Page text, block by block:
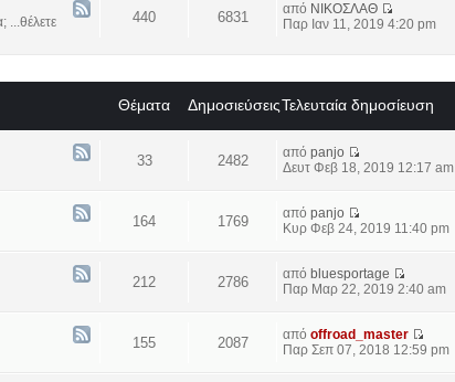
...θέλετε
440 6831 από ΝΙΚΟΣΛΑΘ
Παρ Ιαν 11, 2019 4:20 pm
Θέματα ΔημοσιεύσειςΤελευταία δημοσίευση
33 2482 απόpanjo
Δευτ Φεβ 18, 2019 12:17 am
164 1769 απόpanjo
Κυρ Φεβ 24, 2019 11:40 pm
212 2786 από bluesportage
Παρ Μαρ 22, 2019 2:40 am
155 2087 απόoffroad_master
Παρ Σεπ 07, 2018 12:59 pm